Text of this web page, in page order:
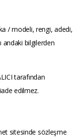
/ modeli, rengi, adedi,
andaki bilgilerden
tarafından
edilmez.
sitesinde sözleşme